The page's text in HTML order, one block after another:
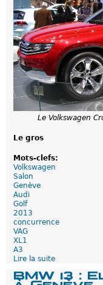
à
v
o
i
r
à
G
e
n
è
e
Le Volkswagen
Le gros
Mots-clefs:
Volkswagen
Salon
Genève
Audi
Golf
2013
concurrence
VAG
XL1
A3
Lire la suite
BMW i3 :